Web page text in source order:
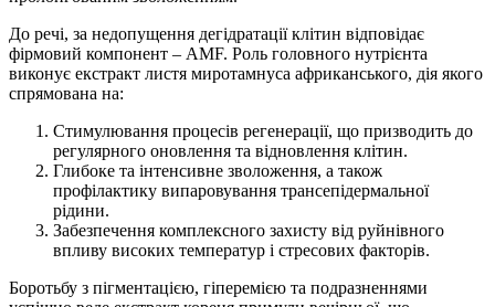
До речі, за недопущення дегідратації клітин відповідає
фірмовий компонент – AMF. Роль головного нутрієнта
виконує екстракт листя миротамнуса африканського, дія якого
спрямована на:
Стимулювання процесів регенерації, що призводить до
регулярного оновлення та відновлення клітин.
Глибоке та інтенсивне зволоження, а також
профілактику випаровування трансепідермальної
рідини.
Забезпечення комплексного захисту від руйнівного
впливу високих температур і стресових факторів.
Боротьбу з пігментацією, гіперемією та подразненнями